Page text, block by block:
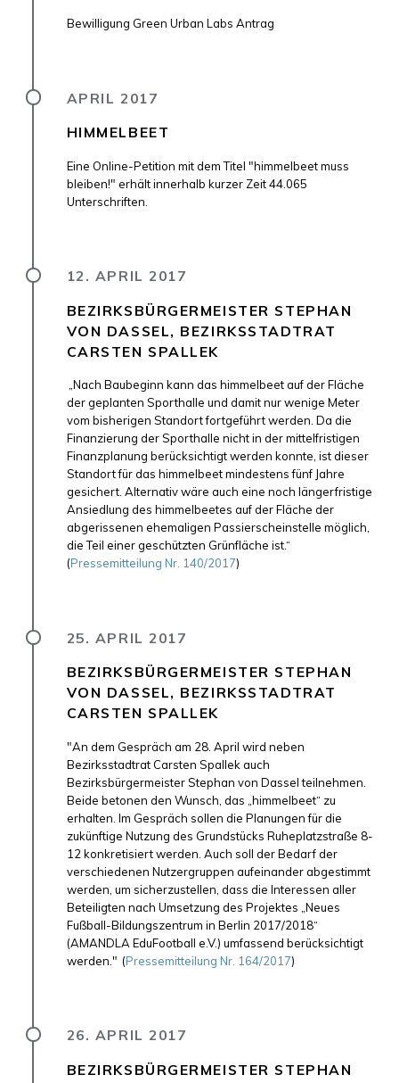
Bewilligung Green Urban Labs Antrag
APRIL 2017
HIMMELBEET
Eine Online-Petition mit dem Titel "himmelbeet muss
bleiben!" erhält innerhalb kurzer Zeit 44.065
Unterschriften.
12. APRIL 2017
BEZIRKSBÜRGERMEISTER STEPHAN
VON DASSEL, BEZIRKSSTADTRAT
CARSTEN SPALLEK
„Nach Baubeginn kann das himmelbeet auf der Fläche
der geplanten Sporthalle und damit nur wenige Meter
vom bisherigen Standort fortgeführt werden. Da die
Finanzierung der Sporthalle nicht in der mittelfristigen
Finanzplanung berücksichtigt werden konnte, ist dieser
Standort für das himmelbeet mindestens fünf Jahre
gesichert. Alternativ wäre auch eine noch längerfristige
Ansiedlung des himmelbeetes auf der Fläche der
abgerissenen ehemaligen Passierscheinstelle möglich,
die Teil einer geschützten Grünfläche ist.“
(Pressemitteilung Nr. 140/2017)
25. APRIL 2017
BEZIRKSBÜRGERMEISTER STEPHAN
VON DASSEL, BEZIRKSSTADTRAT
CARSTEN SPALLEK
"An dem Gespräch am 28. April wird neben
Bezirksstadtrat Carsten Spallek auch
Bezirksbürgermeister Stephan von Dassel teilnehmen.
Beide betonen den Wunsch, das „himmelbeet“ zu
erhalten. Im Gespräch sollen die Planungen für die
zukünftige Nutzung des Grundstücks Ruheplatzstraße 8-
12 konkretisiert werden. Auch soll der Bedarf der
verschiedenen Nutzergruppen aufeinander abgestimmt
werden, um sicherzustellen, dass die Interessen aller
Beteiligten nach Umsetzung des Projektes „Neues
Fußball-Bildungszentrum in Berlin 2017/2018“
(AMANDLA EduFootball e.V.) umfassend berücksichtigt
werden." (Pressemitteilung Nr. 164/2017)
26. APRIL 2017
BEZIRKSBÜRGERMEISTER STEPHAN